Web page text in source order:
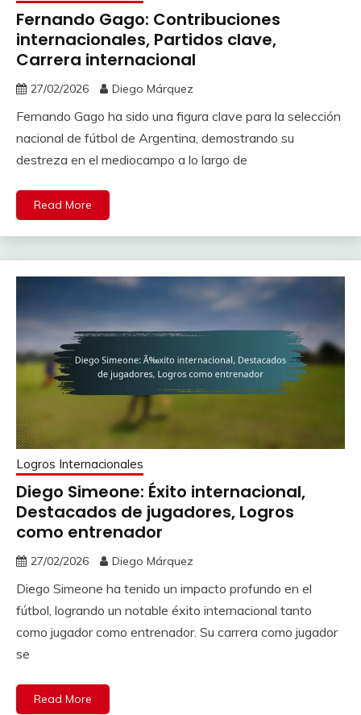
Fernando Gago: Contribuciones
internacionales, Partidos clave,
Carrera internacional
27/02/2026 Diego Márquez
Fernando Gago ha sido una figura clave para la selección
nacional de fútbol de Argentina, demostrando su
destreza en el mediocampo a lo largo de
Read More
Logros Internacionales
Diego Simeone: Éxito internacional,
Destacados de jugadores, Logros
como entrenador
27/02/2026 Diego Márquez
Diego Simeone ha tenido un impacto profundo en el
fútbol, logrando un notable éxito internacional tanto
como jugador como entrenador. Su carrera como jugador
se
Read More